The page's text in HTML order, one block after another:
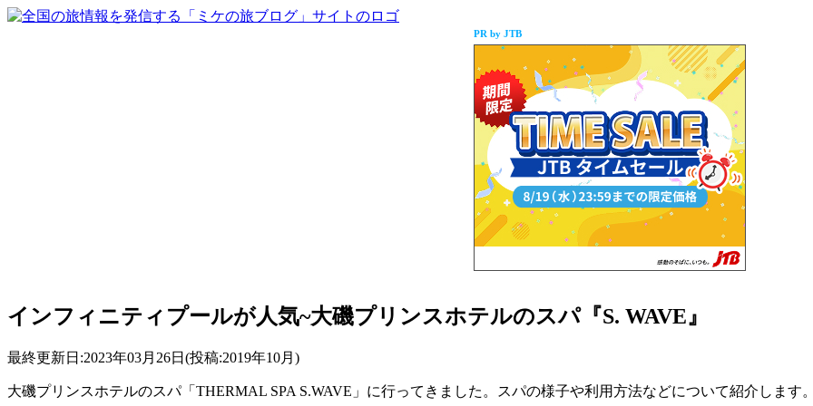
PR by JTB
インフィニティプールが人気~大磯プリンスホテルのスパ『S. WAVE』
最終更新日:2023年03月26日(投稿:2019年10月)
大磯プリンスホテルのスパ「THERMAL SPA S.WAVE」に行ってきました。スパの様子や利用方法などについて紹介します。